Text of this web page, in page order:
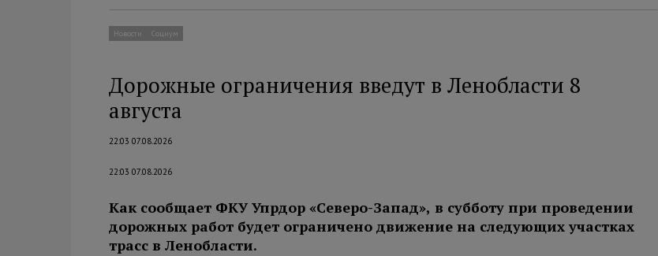
Новости Социум
Дорожные ограничения введут в Ленобласти 8
августа
22:03 07.08.2026
22:03 07.08.2026
Как сообщает ФКУ Упрдор «Северо-Запад», в субботу при проведении
дорожных работ будет ограничено движение на следующих участках
трасс в Ленобласти.